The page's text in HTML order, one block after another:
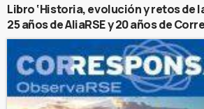
Libro ‘Historia, evolución y retos de
25 años de AliaRSE y 20 años de